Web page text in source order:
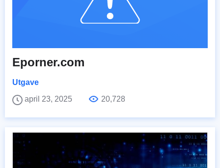
Eporner.com
Utgave
april 23, 2025
20,728